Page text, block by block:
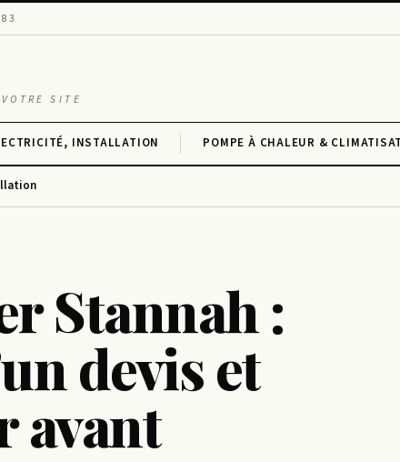
SITE
INSTALLATION POMPE À CHALEUR &
Stannah :
devis et
avant